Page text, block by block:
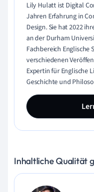
Lily Hulatt ist Digital
Jahren Erfahrung in
Design. Sie hat 2022
an der Durham
Fachbereich
verschiedenen
Expertin für Englische
Geschichte und
Inhaltliche Qualität